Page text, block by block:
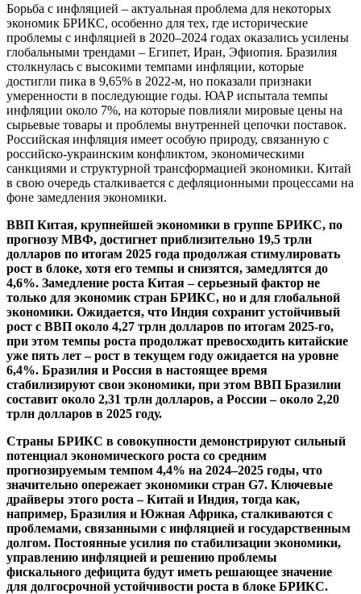
Борьба с инфляцией – актуальная проблема для некоторых
экономик БРИКС, особенно для тех, где исторические
проблемы с инфляцией в 2020–2024 годах оказались усилены
глобальными трендами – Египет, Иран, Эфиопия. Бразилия
столкнулась с высокими темпами инфляции, которые
достигли пика в 9,65% в 2022-м, но показали признаки
умеренности в последующие годы. ЮАР испытала темпы
инфляции около 7%, на которые повлияли мировые цены на
сырьевые товары и проблемы внутренней цепочки поставок.
Российская инфляция имеет особую природу, связанную с
российско-украинским конфликтом, экономическими
санкциями и структурной трансформацией экономики. Китай
в свою очередь сталкивается с дефляционными процессами на
фоне замедления экономики.
ВВП Китая, крупнейшей экономики в группе БРИКС, по
прогнозу МВФ, достигнет приблизительно 19,5 трлн
долларов по итогам 2025 года продолжая стимулировать
рост в блоке, хотя его темпы и снизятся, замедлятся до
4,6%. Замедление роста Китая – серьезный фактор не
только для экономик стран БРИКС, но и для глобальной
экономики. Ожидается, что Индия сохранит устойчивый
рост с ВВП около 4,27 трлн долларов по итогам 2025-го,
при этом темпы роста продолжат превосходить китайские
уже пять лет – рост в текущем году ожидается на уровне
6,4%. Бразилия и Россия в настоящее время
стабилизируют свои экономики, при этом ВВП Бразилии
составит около 2,31 трлн долларов, а России – около 2,20
трлн долларов в 2025 году.
Страны БРИКС в совокупности демонстрируют сильный
потенциал экономического роста со средним
прогнозируемым темпом 4,4% на 2024–2025 годы, что
значительно опережает экономики стран G7. Ключевые
драйверы этого роста – Китай и Индия, тогда как,
например, Бразилия и Южная Африка, сталкиваются с
проблемами, связанными с инфляцией и государственным
долгом. Постоянные усилия по стабилизации экономики,
управлению инфляцией и решению проблемы
фискального дефицита будут иметь решающее значение
для долгосрочной устойчивости роста в блоке БРИКС.